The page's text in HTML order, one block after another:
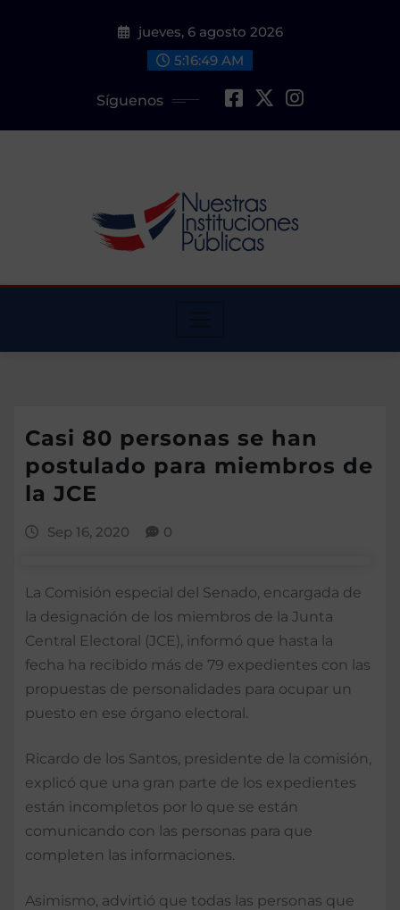
jueves, 6 agosto 2026
5:16:50 AM
Síguenos
Casi 80 personas se han
postulado para miembros de
la JCE
Sep 16, 2020 0
La Comisión especial del Senado, encargada de
la designación de los miembros de la Junta
Central Electoral (JCE), informó que hasta la
fecha ha recibido más de 79 expedientes con las
propuestas de personalidades para ocupar un
puesto en ese órgano electoral.
Ricardo de los Santos, presidente de la comisión,
explicó que una gran parte de los expedientes
están incompletos por lo que se están
comunicando con las personas para que
completen las informaciones.
Asimismo, advirtió que todas las personas que